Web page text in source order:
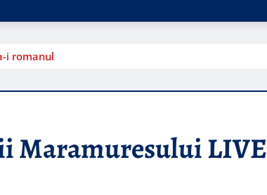
i romanul
Maramuresului LIVE